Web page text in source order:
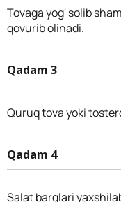
Tovaga yog' solib
qovurib olinadi.
Qadam 3
Quruq tova yoki
Qadam 4
Salat barglari